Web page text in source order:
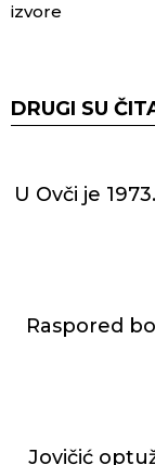
izvore
DRUGI SU
U Ovči je
Raspored
Jovičić